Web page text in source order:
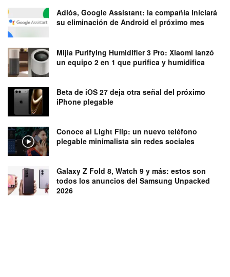
Adiós, Google Assistant: la compañía iniciará
su eliminación de Android el próximo mes
Mijia Purifying Humidifier 3 Pro: Xiaomi lanzó
un equipo 2 en 1 que purifica y humidifica
Beta de iOS 27 deja otra señal del próximo
iPhone plegable
Conoce al Light Flip: un nuevo teléfono
plegable minimalista sin redes sociales
Galaxy Z Fold 8, Watch 9 y más: estos son
todos los anuncios del Samsung Unpacked
2026